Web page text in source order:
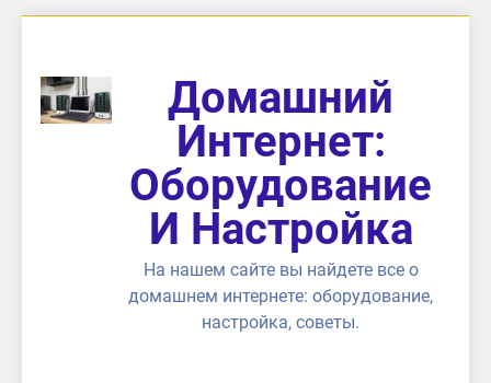
содержимому
Домашний
Интернет:
Оборудование
И Настройка
На нашем сайте вы найдете все о
домашнем интернете: оборудование,
настройка, советы.